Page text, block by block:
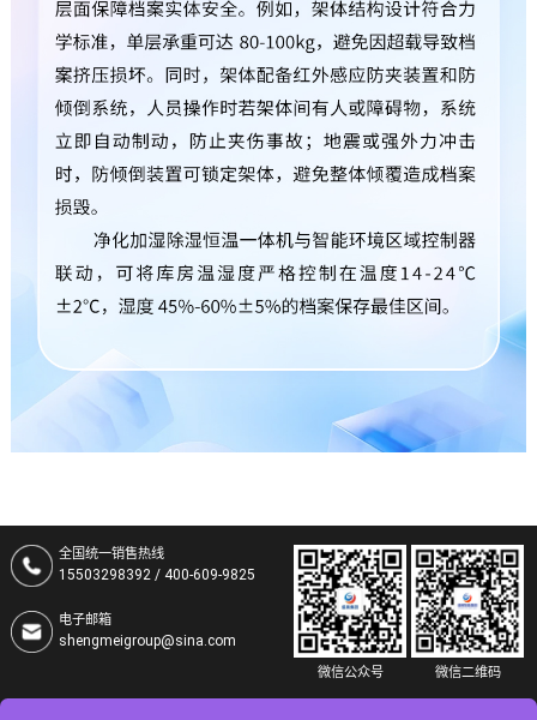
全国统一销售热线
15503298392 / 400-609-9825
电子邮箱
shengmeigroup@sina.com
微信公众号 微信二维码